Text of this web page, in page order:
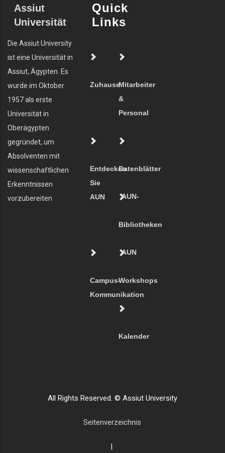
Assiut
Universität
Die Assiut University
ist eine Universität in
Assiut, Ägypten. Es
wurde im Oktober
1957 als erste
Universität in
Oberägypten
gegründet, um
Absolventen mit
wissenschaftlichen
Erkenntnissen
vorzubereiten
Quick
Links
ZuhauseMitarbeiter
&
Personal
Entdecken
Sie
AUN
Datenblätter
AUN-
Bibliotheken
Campus-
Kommunikation
AUN
Workshops
Kalender
All Rights Reserved. © Assiut University
Seitenverzeichnis
|